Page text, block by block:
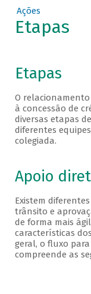
Ações
Etapas
Etapas
O relacionamento
à concessão de
diversas etapas
diferentes
colegiada.
Apoio
Existem diferentes
trânsito e
de forma mais
características
geral, o fluxo
compreende as